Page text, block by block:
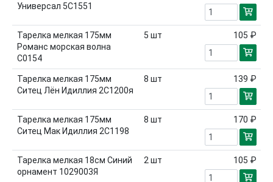
Универсал 5С1551
Тарелка мелкая 175мм
Романс морская волна
С0154
5 шт 105 ₽
Тарелка мелкая 175мм
Ситец Лён Идиллия 2С1200я
8 шт 139 ₽
Тарелка мелкая 175мм
Ситец Мак Идиллия 2С1198
8 шт 170 ₽
Тарелка мелкая 18см Синий
орнамент 1029003Я
2 шт 105 ₽